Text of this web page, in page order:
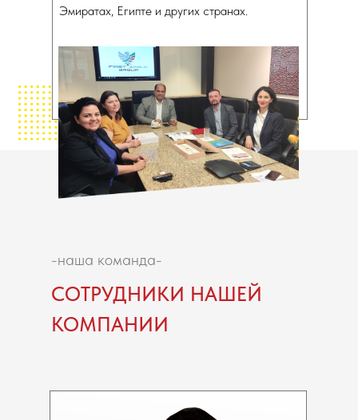
Эмиратах, Египте и других странах.
СОТРУДНИКИ НАШЕЙ
КОМПАНИИ
-наша команда-